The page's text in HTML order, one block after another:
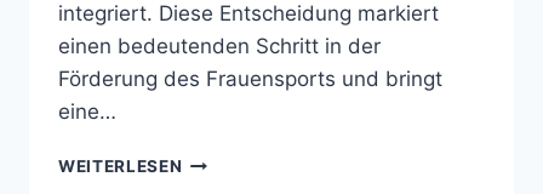
integriert. Diese Entscheidung markiert
einen bedeutenden Schritt in der
Förderung des Frauensports und bringt
eine…
WEITERLESEN EA